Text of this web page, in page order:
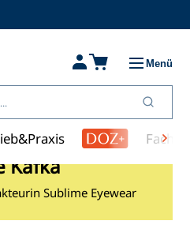
Menü
Kafka
Sublime Eyewear